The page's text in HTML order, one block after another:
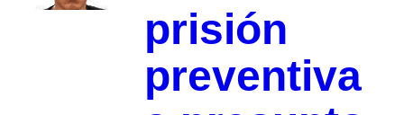
prisión
preventiva